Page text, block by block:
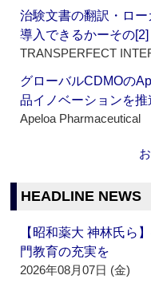
治験文書の翻訳・ロ
導入できるかーその[2]
TRANSPERFECT
グローバルCDMOの
品イノベーションを推
Apeloa Pharmaceutical
HEADLINE NEWS
【昭和薬大 神林氏ら
門教育の充実を
2026年08月07日 (金)